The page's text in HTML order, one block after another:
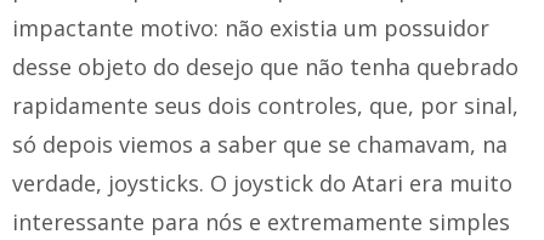
impactante motivo: não existia um possuidor
desse objeto do desejo que não tenha quebrado
rapidamente seus dois controles, que, por sinal,
só depois viemos a saber que se chamavam, na
verdade, joysticks. O joystick do Atari era muito
interessante para nós e extremamente simples